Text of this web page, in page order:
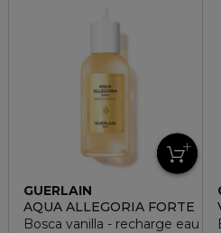
GUERLAIN
AQUA ALLEGORIA FORTE
Bosca vanilla - recharge eau